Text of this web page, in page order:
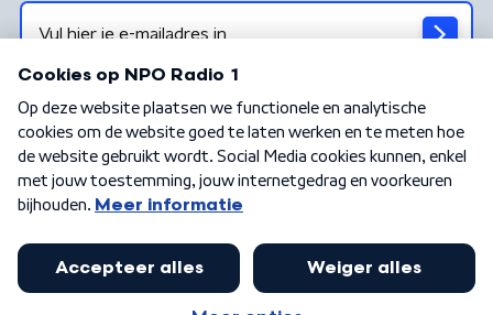
Algemene voorwaarden